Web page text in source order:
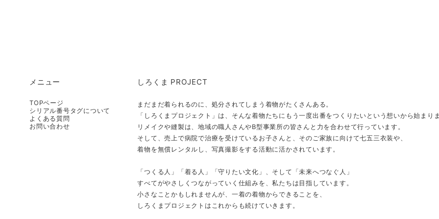
しろくま PROJECT
まだまだ着られるのに、処分されてしまう着物がたくさんある。
「しろくまプロジェクト」は、そんな着物たちにもう一度出番をつくりたいという想いから始まり
リメイクや縫製は、地域の職人さんやB型事業所の皆さんと力を合わせて行っています。
そして、売上で病院で治療を受けているお子さんと、そのご家族に向けて七五三衣装や、
着物を無償レンタルし、写真撮影をする活動に活かされています。
「つくる人」「着る人」「守りたい文化」、そして「未来へつなぐ人」
すべてがやさしくつながっていく仕組みを、私たちは目指しています。
小さなことかもしれませんが、一着の着物からできることを、
しろくまプロジェクトはこれからも続けていきます。
メニュー
TOPページ
シリアル番号タグについて
よくある質問
お問い合わせ